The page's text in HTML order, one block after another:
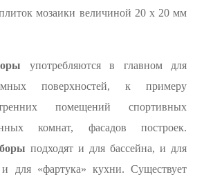
мозаики величиной 20 x 20 мм
употребляются в главном для
поверхностей, к примеру
помещений спортивных
комнат, фасадов построек.
подходят и для бассейна, и для
для «фартука» кухни. Существует